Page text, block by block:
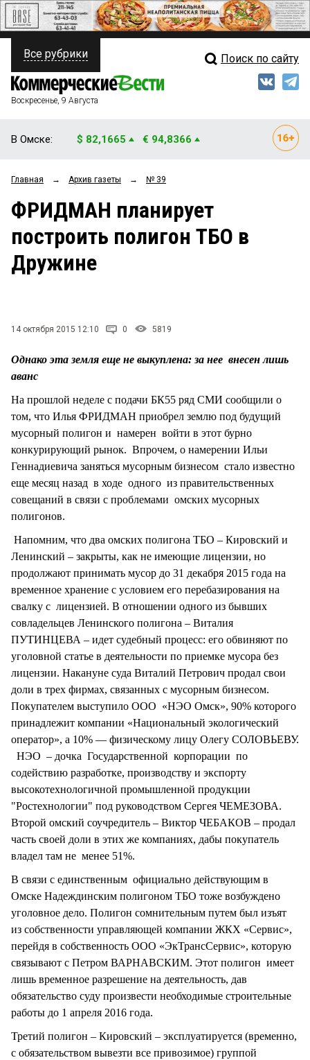
ПОЛИТИКА
ФИНАНСЫ
ОБЩЕСТВО
ЗАКОН
НОВОСТИ КОМПАНИЙ
Свежий выпуск
Рейтинги
Блоги
Все рубрики Поиск по сайту
Воскресенье, 9 Августа
В Омске: $ 82,1665 € 94,8366
Главная → Архив газеты → № 39
ФРИДМАН планирует
построить полигон ТБО в
Дружине
14 октября 2015 12:10 0 5819
Однако эта земля еще не выкуплена: за нее внесен лишь
аванс
На прошлой неделе с подачи БК55 ряд СМИ сообщили о
том, что Илья ФРИДМАН приобрел землю под будущий
мусорный полигон и намерен войти в этот бурно
конкурирующий рынок. Впрочем, о намерении Ильи
Геннадиевича заняться мусорным бизнесом стало известно
еще месяц назад в ходе одного из правительственных
совещаний в связи с проблемами омских мусорных
полигонов.
Напомним, что два омских полигона ТБО – Кировский и
Ленинский – закрыты, как не имеющие лицензии, но
продолжают принимать мусор до 31 декабря 2015 года на
временное хранение с условием его перебазирования на
свалку с лицензией. В отношении одного из бывших
совладельцев Ленинского полигона – Виталия
ПУТИНЦЕВА – идет судебный процесс: его обвиняют по
уголовной статье в деятельности по приемке мусора без
лицензии. Накануне суда Виталий Петрович продал свои
доли в трех фирмах, связанных с мусорным бизнесом.
Покупателем выступило ООО «НЭО Омск», 90% которого
принадлежит компании «Национальный экологический
оператор», а 10% — физическому лицу Олегу СОЛОВЬЕВУ.
НЭО – дочка Государственной корпорации по
содействию разработке, производству и экспорту
высокотехнологичной промышленной продукции
"Ростехнологии" под руководством Сергея ЧЕМЕЗОВА.
Второй омский соучредитель – Виктор ЧЕБАКОВ – продал
часть своей доли в этих же компаниях, дабы покупатель
владел там не менее 51%.
В связи с единственным официально действующим в
Омске Надеждинским полигоном ТБО тоже возбуждено
уголовное дело. Полигон сомнительным путем был изъят
из собственности управляющей компании ЖКХ «Сервис»,
перейдя в собственность ООО «ЭкТрансСервис», которую
связывают с Петром ВАРНАВСКИМ. Этот полигон имеет
лишь временное разрешение на деятельность, дав
обязательство суду произвести необходимые строительные
работы до 1 апреля 2016 года.
Третий полигон – Кировский – эксплуатируется (временно,
с обязательством вывезти все привозимое) группой